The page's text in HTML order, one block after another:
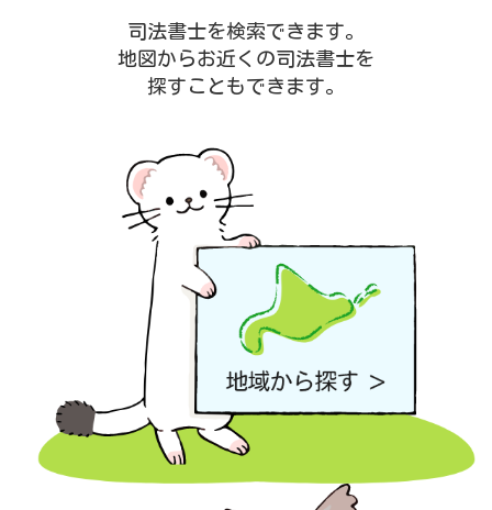
司法書士を検索できます。
地図からお近くの司法書士を
探すこともできます。